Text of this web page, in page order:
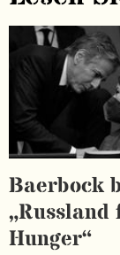
Baerbock
Hunger“